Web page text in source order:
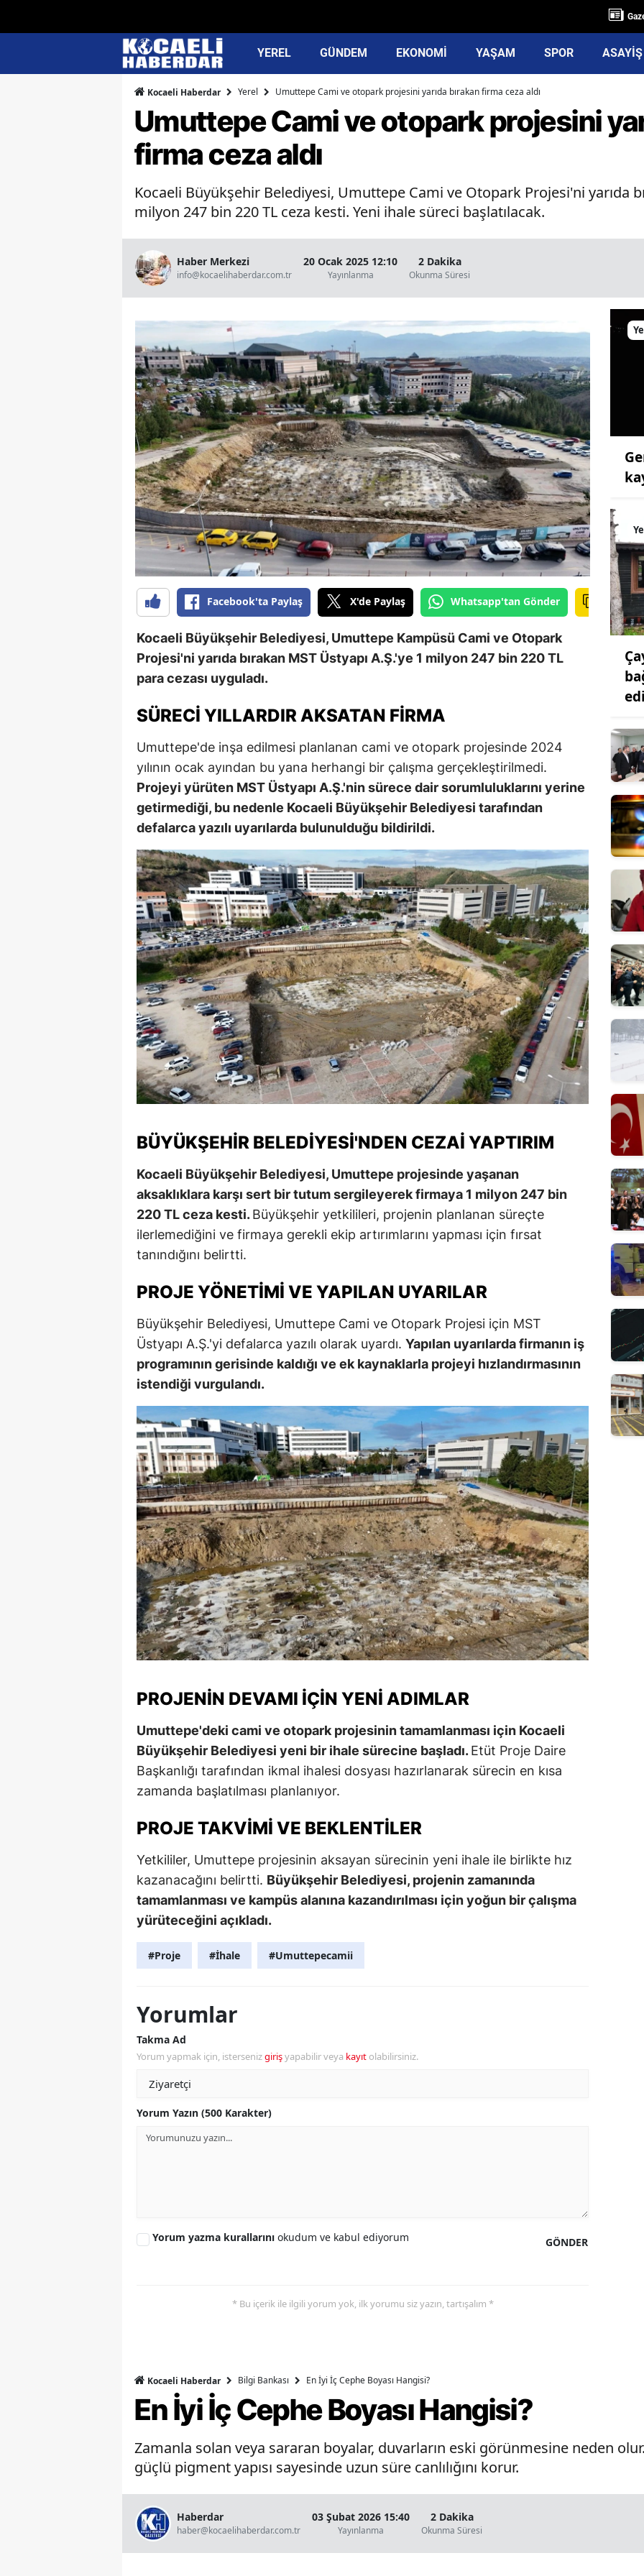
YEREL GÜNDEM EKONOMİ YAŞAM SPOR ASAYİŞ
Kocaeli Haberdar Yerel Umuttepe Cami ve otopark projesini yarıda bırakan firma ceza aldı
Umuttepe Cami ve otopark projesini
firma ceza aldı
Kocaeli Büyükşehir Belediyesi, Umuttepe Cami ve Otopark Projesi'ni yarıda
milyon 247 bin 220 TL ceza kesti. Yeni ihale süreci başlatılacak.
Haber Merkezi
info@kocaelihaberdar.com.tr
20 Ocak 2025 12:10
Yayınlanma
2 Dakika
Okunma Süresi
Facebook'ta Paylaş X'de Paylaş Whatsapp'tan Gönder
Kocaeli Büyükşehir Belediyesi, Umuttepe Kampüsü Cami ve Otopark
Projesi'ni yarıda bırakan MST Üstyapı A.Ş.'ye 1 milyon 247 bin 220 TL
para cezası uyguladı.
SÜRECI YILLARDIR AKSATAN FIRMA
Umuttepe'de inşa edilmesi planlanan cami ve otopark projesinde 2024
yılının ocak ayından bu yana herhangi bir çalışma gerçekleştirilmedi.
Projeyi yürüten MST Üstyapı A.Ş.'nin sürece dair sorumluluklarını yerine
getirmediği, bu nedenle Kocaeli Büyükşehir Belediyesi tarafından
defalarca yazılı uyarılarda bulunulduğu bildirildi.
BÜYÜKŞEHIR BELEDIYESI'NDEN CEZAI YAPTIRIM
Kocaeli Büyükşehir Belediyesi, Umuttepe projesinde yaşanan
aksaklıklara karşı sert bir tutum sergileyerek firmaya 1 milyon 247 bin
220 TL ceza kesti.Büyükşehir yetkilileri, projenin planlanan süreçte
ilerlemediğini ve firmaya gerekli ekip artırımlarını yapması için fırsat
tanındığını belirtti.
PROJE YÖNETIMI VE YAPILAN UYARILAR
Büyükşehir Belediyesi, Umuttepe Cami ve Otopark Projesi için MST
Üstyapı A.Ş.'yi defalarca yazılı olarak uyardı. Yapılan uyarılarda firmanın iş
programının gerisinde kaldığı ve ek kaynaklarla projeyi hızlandırmasının
istendiği vurgulandı.
PROJENIN DEVAMI İÇIN YENI ADIMLAR
Umuttepe'deki cami ve otopark projesinin tamamlanması için Kocaeli
Büyükşehir Belediyesi yeni bir ihale sürecine başladı.Etüt Proje Daire
Başkanlığı tarafından ikmal ihalesi dosyası hazırlanarak sürecin en kısa
zamanda başlatılması planlanıyor.
PROJE TAKVIMI VE BEKLENTILER
Yetkililer, Umuttepe projesinin aksayan sürecinin yeni ihale ile birlikte hız
kazanacağını belirtti. Büyükşehir Belediyesi, projenin zamanında
tamamlanması ve kampüs alanına kazandırılması için yoğun bir çalışma
yürüteceğini açıkladı.
#Proje #İhale #Umuttepecamii
Yorumlar
Takma Ad
Yorum yapmak için, istersenizgirişyapabilir veya kayıt olabilirsiniz.
Yorum Yazın (500 Karakter)
GÖNDER
Yorum yazma kurallarını okudum ve kabul ediyorum
* Bu içerik ile ilgili yorum yok, ilk yorumu siz yazın, tartışalım *
Kocaeli Haberdar Bilgi Bankası En İyi İç Cephe Boyası Hangisi?
En İyi İç Cephe Boyası Hangisi?
Zamanla solan veya sararan boyalar, duvarların eski görünmesine neden
güçlü pigment yapısı sayesinde uzun süre canlılığını korur.
Haberdar
haber@kocaelihaberdar.com.tr
03 Şubat 2026 15:40
Yayınlanma
2 Dakika
Okunma Süresi